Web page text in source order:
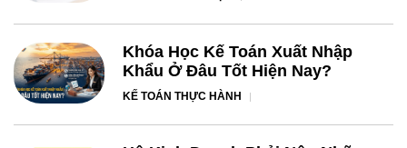
Khóa Học Kế Toán Xuất Nhập
Khẩu Ở Đâu Tốt Hiện Nay?
KẾ TOÁN THỰC HÀNH